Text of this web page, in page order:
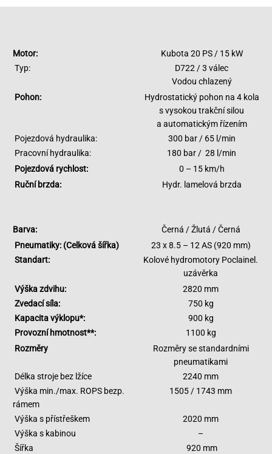
Motor:
Kubota 20 PS / 15 kW
Typ:
D722 / 3 válec
Vodou chlazený
Pohon:
Hydrostatický pohon na 4 kola
s vysokou trakční silou
a automatickým řízením
Pojezdová hydraulika:
300 bar / 65 l/min
Pracovní hydraulika:
180 bar / 28 l/min
Pojezdová rychlost:
0 – 15 km/h
Ruční brzda:
Hydr. lamelová brzda
Barva:
Černá / Žlutá / Černá
Pneumatiky: (Celková šířka)
23 x 8.5 – 12 AS (920 mm)
Standart:
Kolové hydromotory Poclainel.
uzávěrka
Výška zdvihu:
2820 mm
Zvedací síla:
750 kg
Kapacita výklopu*:
900 kg
Provozní hmotnost**:
1100 kg
Rozměry
Rozměry se standardními
pneumatikami
Délka stroje bez lžíce
2240 mm
Výška min./max. ROPS bezp.
rámem
1505 / 1743 mm
Výška s přístřeškem
2020 mm
Výška s kabinou
–
Šířka
920 mm